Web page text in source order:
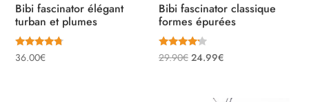
Bibi fascinator élégant
turban et plumes
Note
4.50
36.00€
Bibi fascinator classique
formes épurées
Note
4.00
29.90€ Le
24.99€Le